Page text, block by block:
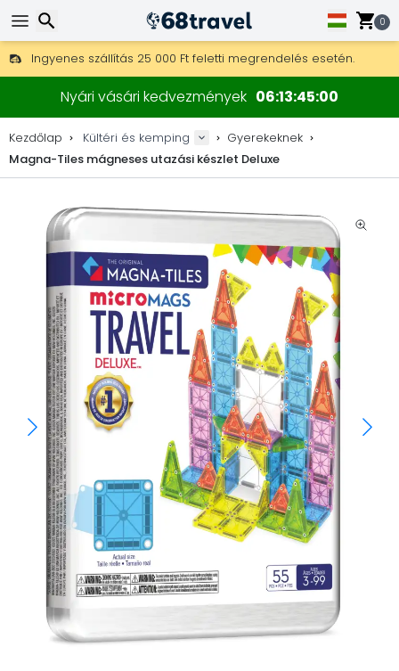
0
Ingyenes szállítás 25 000 Ft feletti megrendelés esetén.
30 nap a visszaküldésre, 90 nap a fa térképekre és dekorokra.
A legjobb árak outdoor felszerelésekre és kiegészítőkre.
Nyári vásári kedvezmények 06 13 44 59
Kezdőlap Kültéri és kemping
Gyerekeknek
Magna-Tiles mágneses utazási készlet Deluxe
Keresés